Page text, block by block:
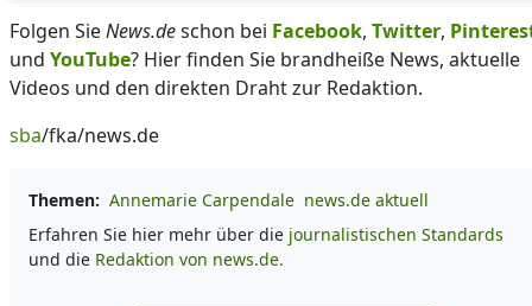
Folgen SieNews.deschon bei Facebook, Twitter,
und YouTube? Hier finden Sie brandheiße News, aktuelle
Videos und den direkten Draht zur Redaktion.
sba/fka/news.de
Themen: Annemarie Carpendale news.de aktuell
Erfahren Sie hier mehr über die journalistischen Standards
und die Redaktion von news.de.